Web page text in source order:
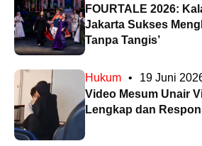
FOURTALE 2026:
Jakarta Sukses
Tanpa Tangis’
Hukum •
19 Juni
Video Mesum Unair
Lengkap dan